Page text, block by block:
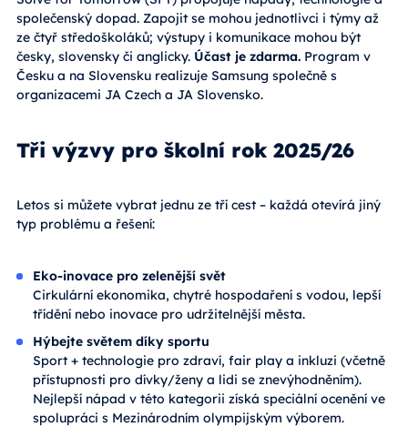
společenský dopad. Zapojit se mohou jednotlivci i týmy až
ze čtyř středoškoláků; výstupy i komunikace mohou být
česky, slovensky či anglicky. Účast je zdarma. Program v
Česku a na Slovensku realizuje Samsung společně s
organizacemi JA Czech a JA Slovensko.
Tři výzvy pro školní rok 2025/26
Letos si můžete vybrat jednu ze tří cest – každá otevírá jiný
typ problému a řešení:
Eko-inovace pro zelenější svět
Cirkulární ekonomika, chytré hospodaření s vodou, lepší
třídění nebo inovace pro udržitelnější města.
Hýbejte světem díky sportu
Sport + technologie pro zdraví, fair play a inkluzi (včetně
přístupnosti pro dívky/ženy a lidi se znevýhodněním).
Nejlepší nápad v této kategorii získá speciální ocenění ve
spolupráci s Mezinárodním olympijským výborem.